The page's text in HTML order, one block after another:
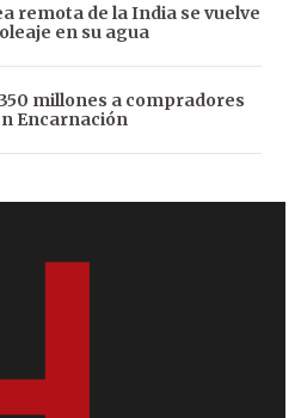
remota de la India se vuelve
en su agua
millones a compradores
Encarnación